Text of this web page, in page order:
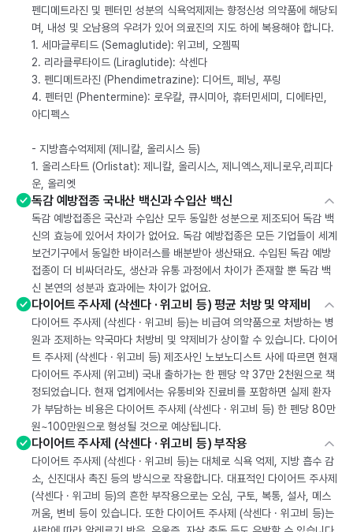
펜디메트라진 및 펜터민 성분의 식욕억제제는 향정신성 의약품에 해당되
며, 내성 및 오남용의 우려가 있어 의료진의 지도 하에 복용해야 합니다.
1. 세마글루티드 (Semaglutide): 위고비, 오젬픽
2. 리라클루타이드 (Liraglutide): 삭센다
3. 펜디메트라진 (Phendimetrazine): 디어트, 페닝, 푸링
4. 펜터민 (Phentermine): 로우칼, 큐시미아, 휴터민세미, 디에타민,
아디펙스
- 지방흡수억제제 (제니칼, 올리시스 등)
1. 올리스타트 (Orlistat): 제니칼, 올리시스, 제니엑스,제니로우,리피다
운, 올리엣
독감 예방접종 국내산 백신과 수입산 백신
독감 예방접종은 국산과 수입산 모두 동일한 성분으로 제조되어 독감 백
신의 효능에 있어서 차이가 없어요. 독감 예방접종은 모든 기업들이 세계
보건기구에서 동일한 바이러스를 배분받아 생산돼요. 수입된 독감 예방
접종이 더 비싸더라도, 생산과 유통 과정에서 차이가 존재할 뿐 독감 백
신 본연의 성분과 효과에는 차이가 없어요.
다이어트 주사제 (삭센다 · 위고비 등) 평균 처방 및 약제비
다이어트 주사제 (삭센다 · 위고비 등)는 비급여 의약품으로 처방하는 병
원과 조제하는 약국마다 처방비 및 약제비가 상이할 수 있습니다. 다이어
트 주사제 (삭센다 · 위고비 등) 제조사인 노보노디스트 사에 따르면 현재
다이어트 주사제 (위고비) 국내 출하가는 한 펜당 약 37만 2천원으로 책
정되었습니다. 현재 업계에서는 유통비와 진료비를 포함하면 실제 환자
가 부담하는 비용은 다이어트 주사제 (삭센다 · 위고비 등) 한 펜당 80만
원~100만원으로 형성될 것으로 예상됩니다.
다이어트 주사제 (삭센다 · 위고비 등) 부작용
다이어트 주사제 (삭센다 · 위고비 등)는 대체로 식욕 억제, 지방 흡수 감
소, 신진대사 촉진 등의 방식으로 작용합니다. 대표적인 다이어트 주사제
(삭센다 · 위고비 등)의 흔한 부작용으로는 오심, 구토, 복통, 설사, 메스
꺼움, 변비 등이 있습니다. 또한 다이어트 주사제 (삭센다 · 위고비 등)는